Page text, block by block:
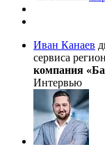
Иван Канаев
сервиса
компания
Интервью